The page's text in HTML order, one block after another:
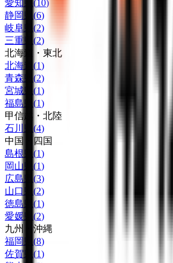
愛知県 (10)
静岡県 (6)
岐阜県 (2)
三重県 (2)
北海道・東北
北海道 (1)
青森県 (2)
宮城県 (1)
福島県 (1)
甲信越・北陸
石川県 (4)
中国・四国
島根県 (1)
岡山県 (1)
広島県 (3)
山口県 (2)
徳島県 (1)
愛媛県 (2)
九州・沖縄
福岡県 (8)
佐賀県 (1)